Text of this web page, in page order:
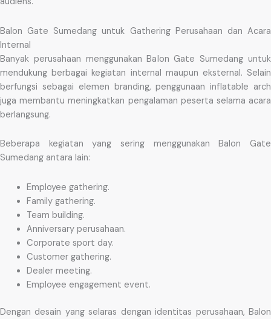
Balon Gate Sumedang untuk Gathering Perusahaan dan Acara
Internal
Banyak perusahaan menggunakan Balon Gate Sumedang untuk
mendukung berbagai kegiatan internal maupun eksternal. Selain
berfungsi sebagai elemen branding, penggunaan inflatable arch
juga membantu meningkatkan pengalaman peserta selama acara
berlangsung.
Beberapa kegiatan yang sering menggunakan Balon Gate
Sumedang antara lain:
Employee gathering.
Family gathering.
Team building.
Anniversary perusahaan.
Corporate sport day.
Customer gathering.
Dealer meeting.
Employee engagement event.
Dengan desain yang selaras dengan identitas perusahaan, Balon